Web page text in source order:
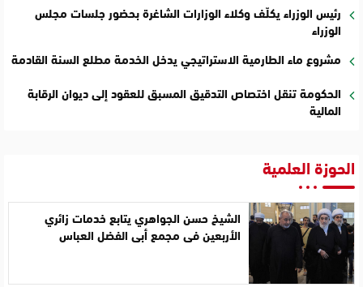
رئيس الوزراء يكلّف وكلاء الوزارات الشاغرة بحضور جلسات مجلس
الوزراء
مشروع ماء الطارمية الاستراتيجي يدخل الخدمة مطلع السنة القادمة
الحكومة تنقل اختصاص التدقيق المسبق للعقود إلى ديوان الرقابة
المالية
الحوزة العلمية
الشيخ حسن الجواهري يتابع خدمات زائري
الأربعين في مجمع أبي الفضل العباس